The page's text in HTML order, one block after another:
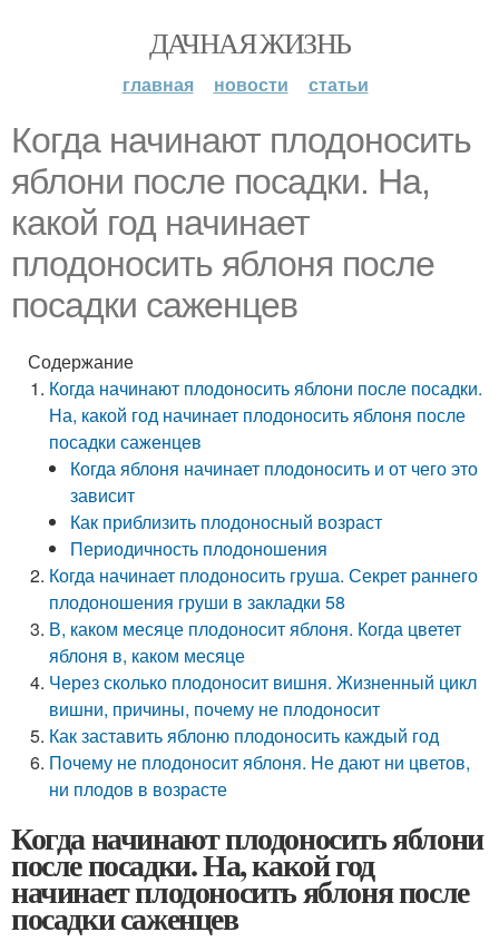
ДАЧНАЯ ЖИЗНЬ
главная новости статьи
Когда начинают плодоносить
яблони после посадки. На,
какой год начинает
плодоносить яблоня после
посадки саженцев
Содержание
Когда начинают плодоносить яблони после посадки.
На, какой год начинает плодоносить яблоня после
посадки саженцев
Когда яблоня начинает плодоносить и от чего это
зависит
Как приблизить плодоносный возраст
Периодичность плодоношения
Когда начинает плодоносить груша. Секрет раннего
плодоношения груши в закладки 58
В, каком месяце плодоносит яблоня. Когда цветет
яблоня в, каком месяце
Через сколько плодоносит вишня. Жизненный цикл
вишни, причины, почему не плодоносит
Как заставить яблоню плодоносить каждый год
Почему не плодоносит яблоня. Не дают ни цветов,
ни плодов в возрасте
Когда начинают плодоносить яблони
после посадки. На, какой год
начинает плодоносить яблоня после
посадки саженцев